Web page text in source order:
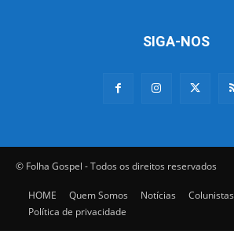
SIGA-NOS
© Folha Gospel - Todos os direitos reservados
HOME Quem Somos Notícias Colunistas
Política de privacidade